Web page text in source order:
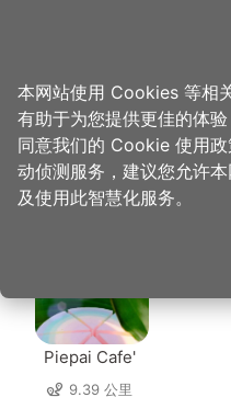
首页 > 想去的地方 > 美食、购物
五色鸟故
Piepai Cafe'
9.39 公里
本网站使用 Cookies 等相
有助于为您提供更佳的体
同意我们的 Cookie 使用
动侦测服务，建议您允许
及使用此智慧化服务。